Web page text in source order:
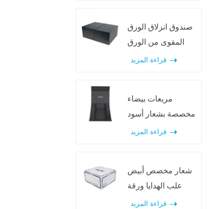
صندوق انزلاق الورق
المقوى من الورق
المقوى ل التعبئة
قراءة المزيد
مربعات بيضاء
مخصصة بشعار أسود
قابلة للطي مع أغطية
قراءة المزيد
شعار مخصص أبيض
علب الهدايا ورقة
جامدة قابلة للطي مع
قراءة المزيد